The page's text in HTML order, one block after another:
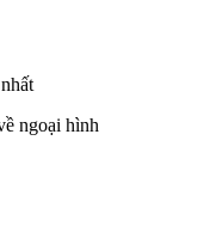
ngoại hình